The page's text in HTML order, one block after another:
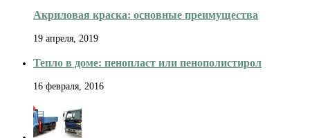
Акриловая краска: основные преимущества
19 апреля, 2019
Тепло в доме: пенопласт или пенополистирол
16 февраля, 2016